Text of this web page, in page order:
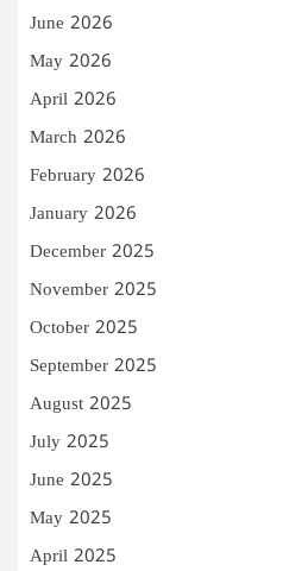
June 2026
May 2026
April 2026
March 2026
February 2026
January 2026
December 2025
November 2025
October 2025
September 2025
August 2025
July 2025
June 2025
May 2025
April 2025